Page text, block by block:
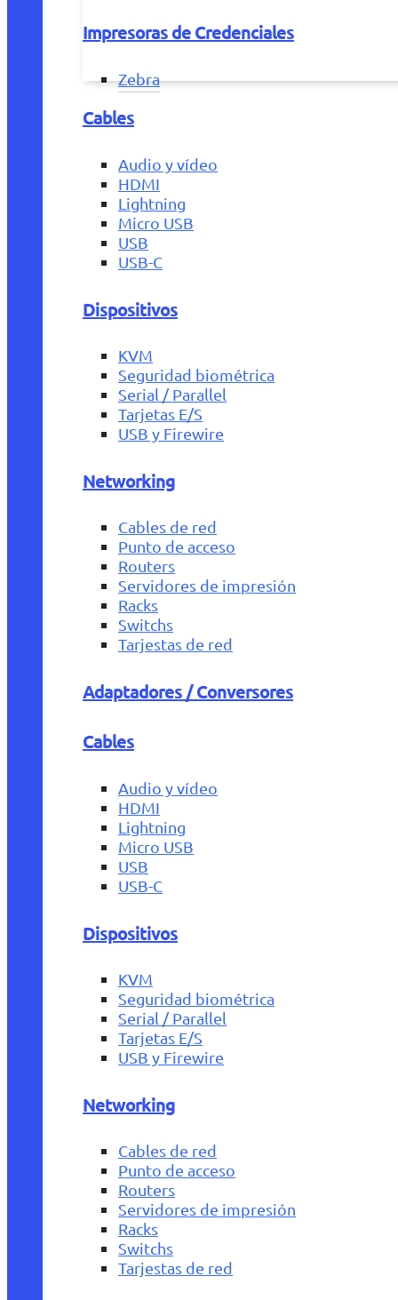
Impresoras de Credenciales
Zebra
Cables
Audio y vídeo
HDMI
Lightning
Micro USB
USB
USB-C
Dispositivos
KVM
Seguridad biométrica
Serial / Parallel
Tarjetas E/S
USB y Firewire
Networking
Cables de red
Punto de acceso
Routers
Servidores de impresión
Racks
Switchs
Tarjestas de red
Adaptadores / Conversores
Cables
Audio y vídeo
HDMI
Lightning
Micro USB
USB
USB-C
Dispositivos
KVM
Seguridad biométrica
Serial / Parallel
Tarjetas E/S
USB y Firewire
Networking
Cables de red
Punto de acceso
Routers
Servidores de impresión
Racks
Switchs
Tarjestas de red